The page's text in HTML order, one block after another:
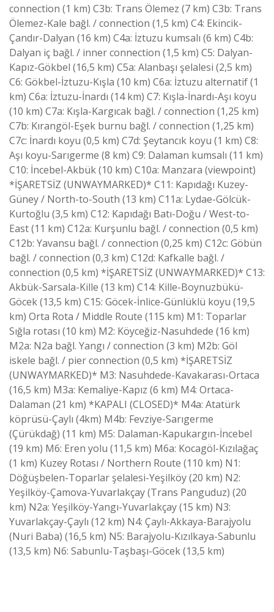
connection (1 km) C3b: Trans Ölemez (7 km) C3b: Trans
Ölemez-Kale bağl. / connection (1,5 km) C4: Ekincik-
Çandır-Dalyan (16 km) C4a: İztuzu kumsalı (6 km) C4b:
Dalyan iç bağl. / inner connection (1,5 km) C5: Dalyan-
Kapız-Gökbel (16,5 km) C5a: Alanbaşı şelalesi (2,5 km)
C6: Gökbel-İztuzu-Kışla (10 km) C6a: İztuzu alternatif (1
km) C6a: İztuzu-İnardı (14 km) C7: Kışla-İnardı-Aşı koyu
(10 km) C7a: Kışla-Kargıcak bağl. / connection (1,25 km)
C7b: Kırangöl-Eşek burnu bağl. / connection (1,25 km)
C7c: İnardı koyu (0,5 km) C7d: Şeytancık koyu (1 km) C8:
Aşı koyu-Sarıgerme (8 km) C9: Dalaman kumsalı (11 km)
C10: İncebel-Akbük (10 km) C10a: Manzara (viewpoint)
*İŞARETSİZ (UNWAYMARKED)* C11: Kapıdağı Kuzey-
Güney / North-to-South (13 km) C11a: Lydae-Gölcük-
Kurtoğlu (3,5 km) C12: Kapıdağı Batı-Doğu / West-to-
East (11 km) C12a: Kurşunlu bağl. / connection (0,5 km)
C12b: Yavansu bağl. / connection (0,25 km) C12c: Göbün
bağl. / connection (0,3 km) C12d: Kafkalle bağl. /
connection (0,5 km) *İŞARETSİZ (UNWAYMARKED)* C13:
Akbük-Sarsala-Kille (13 km) C14: Kille-Boynuzbükü-
Göcek (13,5 km) C15: Göcek-İnlice-Günlüklü koyu (19,5
km) Orta Rota / Middle Route (115 km) M1: Toparlar
Sığla rotası (10 km) M2: Köyceğiz-Nasuhdede (16 km)
M2a: N2a bağl. Yangı / connection (3 km) M2b: Göl
iskele bağl. / pier connection (0,5 km) *İŞARETSİZ
(UNWAYMARKED)* M3: Nasuhdede-Kavakarası-Ortaca
(16,5 km) M3a: Kemaliye-Kapız (6 km) M4: Ortaca-
Dalaman (21 km) *KAPALI (CLOSED)* M4a: Atatürk
köprüsü-Çaylı (4km) M4b: Fevziye-Sarıgerme
(Çürükdağ) (11 km) M5: Dalaman-Kapukargın-İncebel
(19 km) M6: Eren yolu (11,5 km) M6a: Kocagöl-Kızılağaç
(1 km) Kuzey Rotası / Northern Route (110 km) N1:
Döğüşbelen-Toparlar şelalesi-Yeşilköy (20 km) N2:
Yeşilköy-Çamova-Yuvarlakçay (Trans Panguduz) (20
km) N2a: Yeşilköy-Yangı-Yuvarlakçay (15 km) N3:
Yuvarlakçay-Çaylı (12 km) N4: Çaylı-Akkaya-Barajyolu
(Nuri Baba) (16,5 km) N5: Barajyolu-Kızılkaya-Sabunlu
(13,5 km) N6: Sabunlu-Taşbaşı-Göcek (13,5 km)